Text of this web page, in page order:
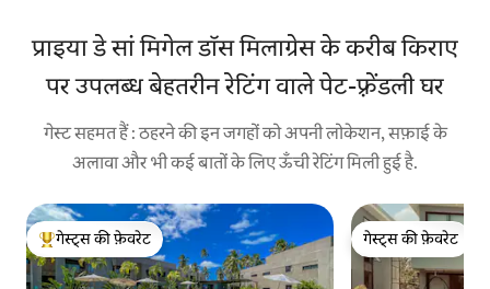
प्राइया डे सां मिगेल डॉस मिलाग्रेस के करीब किराए
पर उपलब्ध बेहतरीन रेटिंग वाले पेट-फ़्रेंडली घर
गेस्ट सहमत हैं : ठहरने की इन जगहों को अपनी लोकेशन, सफ़ाई के
अलावा और भी कई बातों के लिए ऊँची रेटिंग मिली हुई है.
गेस्ट्स का टॉप फ़ेवरेट
गेस्ट्स की फ़ेवरेट
गेस्ट्स की फ़ेवरेट
गेस्ट्स की फ़ेवरेट